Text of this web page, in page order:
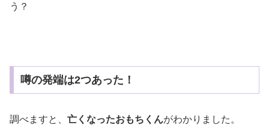
う？
噂の発端は2つあった！
調べますと、 亡くなったおもちくんがわかりました。